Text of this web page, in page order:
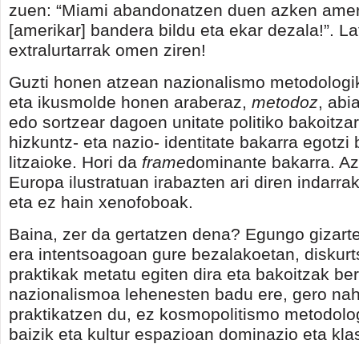
zuen: “Miami abandonatzen duen azken
[amerikar] bandera bildu eta ekar dezala!”.
extralurtarrak omen ziren!
Guzti honen atzean nazionalismo
eta ikusmolde honen araberaz, metodoz,
edo sortzear dagoen unitate politiko
hizkuntz- eta nazio- identitate bakarra egotzi
litzaioke. Hori da framedominante bakarra.
Europa ilustratuan irabazten ari diren
eta ez hain xenofoboak.
Baina, zer da gertatzen dena? Egungo
era intentsoagoan gure bezalakoetan,
praktikak metatu egiten dira eta bakoitzak
nazionalismoa lehenesten badu ere, gero
praktikatzen du, ez kosmopolitismo
baizik eta kultur espazioan dominazio eta